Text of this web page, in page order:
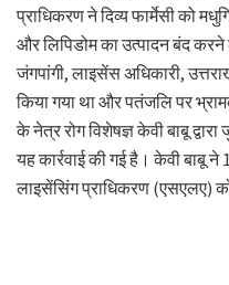
प्राधिकरण ने दिव्य फार्मेसी को
और लिपिडोम का उत्पादन बंद
जंगपांगी, लाइसेंस अधिकारी,
किया गया था और पतंजलि पर
के नेत्र रोग विशेषज्ञ केवी बाबू
यह कार्रवाई की गई है। केवी बाबू
लाइसेंसिंग प्राधिकरण (एसएलए)